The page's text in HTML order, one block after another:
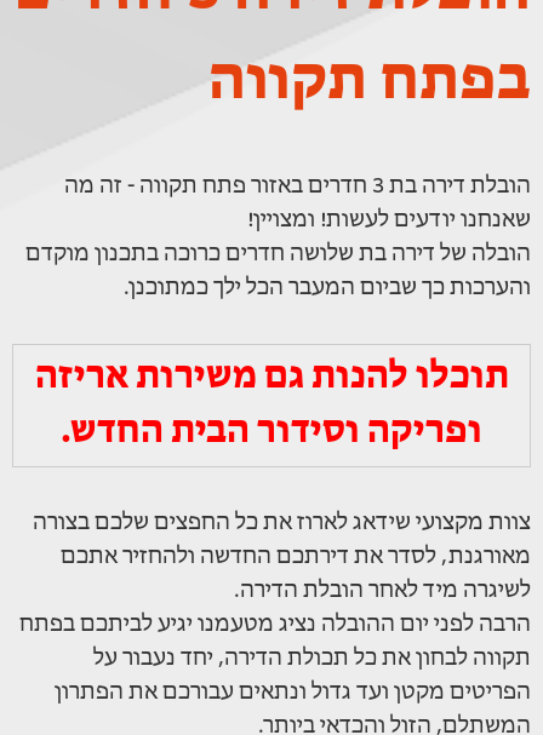
בפתח תקווה
הובלת דירה בת 3 חדרים באזור פתח תקווה - זה מה
שאנחנו יודעים לעשות! ומצויין!
הובלה של דירה בת שלושה חדרים כרוכה בתכנון מוקדם
והערכות כך שביום המעבר הכל ילך כמתוכנן.
תוכלו להנות גם משירות אריזה
ופריקה וסידור הבית החדש.
צוות מקצועי שידאג לארוז את כל החפצים שלכם בצורה
מאורגנת, לסדר את דירתכם החדשה ולהחזיר אתכם
לשיגרה מיד לאחר הובלת הדירה.
הרבה לפני יום ההובלה נציג מטעמנו יגיע לביתכם בפתח
תקווה לבחון את כל תכולת הדירה, יחד נעבור על
הפריטים מקטן ועד גדול ונתאים עבורכם את הפתרון
המשתלם, הזול והכדאי ביותר.